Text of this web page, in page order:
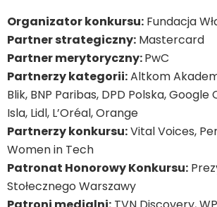
Organizator konkursu: Fundacja
Partner strategiczny: Mastercard
Partner merytoryczny:PwC
Partnerzy kategorii:Altkom
Blik, BNP Paribas, DPD Polska, Google
Isla, Lidl, L’Oréal, Orange
Partnerzy konkursu:Vital Voices,
Women in Tech
Patronat Honorowy Konkursu:
Stołecznego Warszawy